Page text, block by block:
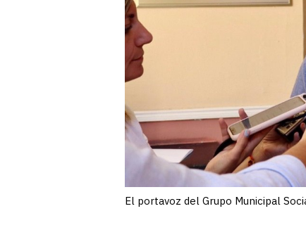
El portavoz del Grupo Municipal